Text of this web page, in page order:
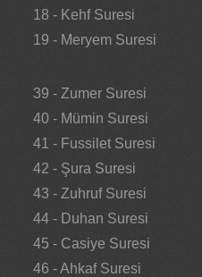
18 - Kehf Suresi
19 - Meryem Suresi
39 - Zumer Suresi
40 - Mümin Suresi
41 - Fussilet Suresi
42 - Şura Suresi
43 - Zuhruf Suresi
44 - Duhan Suresi
45 - Casiye Suresi
46 - Ahkaf Suresi